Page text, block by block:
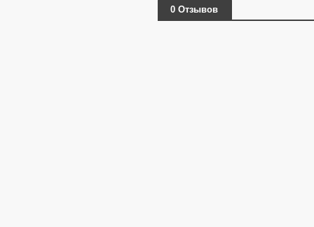
0 Отзывов